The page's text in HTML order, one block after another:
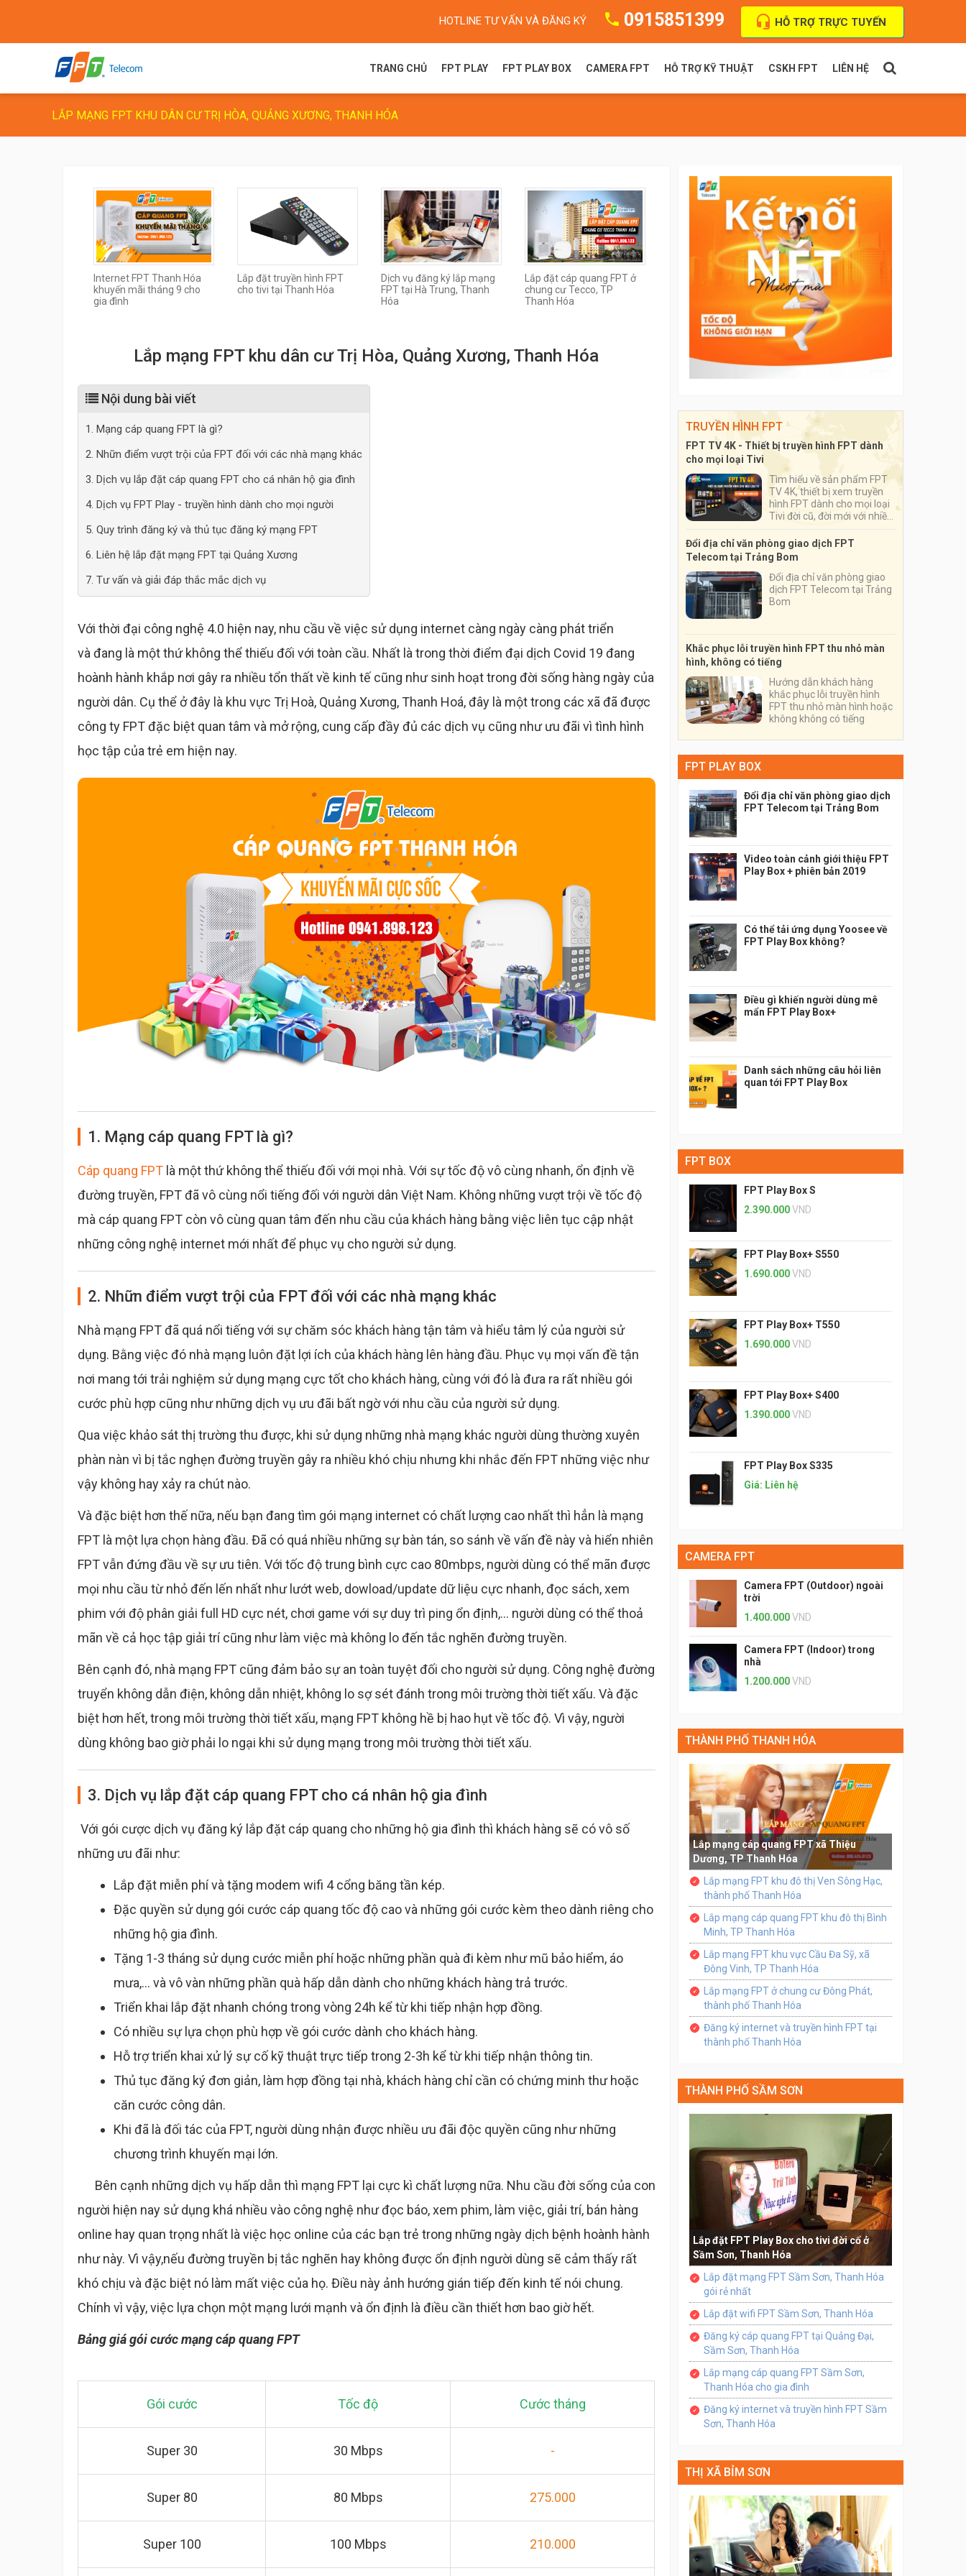
HOTLINE TƯ VẤN VÀ ĐĂNG KÝ 0915851399 HỖ TRỢ TRỰC TUYẾN
TRANG CHỦ FPT PLAY
Truyền hình FPT
FPT PLAY BOX
FPT Play Box+ S550
FPT Play Box+ S400
CAMERA FPT HỖ TRỢ KỸ THUẬT CSKH FPT LIÊN HỆ
LẮP MẠNG FPT KHU DÂN CƯ TRỊ HÒA, QUẢNG XƯƠNG, THANH HÓA
Internet FPT Thanh Hóa
khuyến mãi tháng 9 cho
gia đình
Lắp đặt truyền hình FPT
cho tivi tại Thanh Hóa
Dịch vụ đăng ký lắp mạng
FPT tại Hà Trung, Thanh
Hóa
Lắp đặt cáp quang FPT ở
chung cư Tecco, TP
Thanh Hóa
Lắp mạng FPT khu dân cư Trị Hòa, Quảng Xương, Thanh Hóa
Nội dung bài viết
1. Mạng cáp quang FPT là gì?
2. Nhữn điểm vượt trội của FPT đối với các nhà mạng khác
3. Dịch vụ lắp đặt cáp quang FPT cho cá nhân hộ gia đình
4. Dịch vụ FPT Play - truyền hình dành cho mọi người
5. Quy trình đăng ký và thủ tục đăng ký mạng FPT
6. Liên hệ lắp đặt mạng FPT tại Quảng Xương
7. Tư vấn và giải đáp thắc mắc dịch vụ
Với thời đại công nghệ 4.0 hiện nay, nhu cầu về việc sử dụng internet càng ngày càng phát triển
và đang là một thứ không thể thiếu đối với toàn cầu. Nhất là trong thời điểm đại dịch Covid 19 đang
hoành hành khắp nơi gây ra nhiều tổn thất về kinh tế cũng như sinh hoạt trong đời sống hàng ngày của
người dân. Cụ thể ở đây là khu vực Trị Hoà, Quảng Xương, Thanh Hoá, đây là một trong các xã đã được
công ty FPT đặc biệt quan tâm và mở rộng, cung cấp đầy đủ các dịch vụ cũng như ưu đãi vì tình hình
học tập của trẻ em hiện nay.
1. Mạng cáp quang FPT là gì?
Cáp quang FPT là một thứ không thể thiếu đối với mọi nhà. Với sự tốc độ vô cùng nhanh, ổn định về
đường truyền, FPT đã vô cùng nổi tiếng đối với người dân Việt Nam. Không những vượt trội về tốc độ
mà cáp quang FPT còn vô cùng quan tâm đến nhu cầu của khách hàng bằng việc liên tục cập nhật
những công nghệ internet mới nhất để phục vụ cho người sử dụng.
2. Nhữn điểm vượt trội của FPT đối với các nhà mạng khác
Nhà mạng FPT đã quá nổi tiếng với sự chăm sóc khách hàng tận tâm và hiểu tâm lý của người sử
dụng. Bằng việc đó nhà mạng luôn đặt lợi ích của khách hàng lên hàng đầu. Phục vụ mọi vấn đề tận
nơi mang tới trải nghiệm sử dụng mạng cực tốt cho khách hàng, cùng với đó là đưa ra rất nhiều gói
cước phù hợp cũng như những dịch vụ ưu đãi bất ngờ với nhu cầu của người sử dụng.
Qua việc khảo sát thị trường thu được, khi sử dụng những nhà mạng khác người dùng thường xuyên
phàn nàn vì bị tắc nghẹn đường truyền gây ra nhiều khó chịu nhưng khi nhắc đến FPT những việc như
vậy không hay xảy ra chút nào.
Và đặc biệt hơn thế nữa, nếu bạn đang tìm gói mạng internet có chất lượng cao nhất thì hẳn là mạng
FPT là một lựa chọn hàng đầu. Đã có quá nhiều những sự bàn tán, so sánh về vấn đề này và hiển nhiên
FPT vẫn đứng đầu về sự ưu tiên. Với tốc độ trung bình cực cao 80mbps, người dùng có thể mãn được
mọi nhu cầu từ nhỏ đến lến nhất như lướt web, dowload/update dữ liệu cực nhanh, đọc sách, xem
phim với độ phân giải full HD cực nét, chơi game với sự duy trì ping ổn định,... người dùng có thể thoả
mãn về cả học tập giải trí cũng như làm việc mà không lo đến tắc nghẽn đường truyền.
Bên cạnh đó, nhà mạng FPT cũng đảm bảo sự an toàn tuyệt đối cho người sử dụng. Công nghệ đường
truyển không dẫn điện, không dẫn nhiệt, không lo sợ sét đánh trong môi trường thời tiết xấu. Và đặc
biệt hơn hết, trong môi trường thời tiết xấu, mạng FPT không hề bị hao hụt về tốc độ. Vì vậy, người
dùng không bao giờ phải lo ngại khi sử dụng mạng trong môi trường thời tiết xấu.
3. Dịch vụ lắp đặt cáp quang FPT cho cá nhân hộ gia đình
Với gói cược dịch vụ đăng ký lắp đặt cáp quang cho những hộ gia đình thì khách hàng sẽ có vô số
những ưu đãi như:
Lắp đặt miễn phí và tặng modem wifi 4 cổng băng tần kép.
Đặc quyền sử dụng gói cước cáp quang tốc độ cao và những gói cước kèm theo dành riêng cho
những hộ gia đình.
Tặng 1-3 tháng sử dụng cước miễn phí hoặc những phần quà đi kèm như mũ bảo hiểm, áo
mưa,... và vô vàn những phần quà hấp dẫn dành cho những khách hàng trả trước.
Triển khai lắp đặt nhanh chóng trong vòng 24h kể từ khi tiếp nhận hợp đồng.
Có nhiều sự lựa chọn phù hợp về gói cước dành cho khách hàng.
Hỗ trợ triển khai xử lý sự cố kỹ thuật trực tiếp trong 2-3h kể từ khi tiếp nhận thông tin.
Thủ tục đăng ký đơn giản, làm hợp đồng tại nhà, khách hàng chỉ cần có chứng minh thư hoặc
căn cước công dân.
Khi đã là đối tác của FPT, người dùng nhận được nhiều ưu đãi độc quyền cũng như những
chương trình khuyến mại lớn.
Bên cạnh những dịch vụ hấp dẫn thì mạng FPT lại cực kì chất lượng nữa. Nhu cầu đời sống của con
người hiện nay sử dụng khá nhiều vào công nghệ như đọc báo, xem phim, làm việc, giải trí, bán hàng
online hay quan trọng nhất là việc học online của các bạn trẻ trong những ngày dịch bệnh hoành hành
như này. Vì vậy,nếu đường truyền bị tắc nghẽn hay không được ổn định người dùng sẽ cảm thấy rất
khó chịu và đặc biệt nó làm mất việc của họ. Điều này ảnh hướng gián tiếp đến kinh tế nói chung.
Chính vì vậy, việc lựa chọn một mạng lưới mạnh và ổn định là điều cần thiết hơn bao giờ hết.
Bảng giá gói cước mạng cáp quang FPT
Gói cước Tốc độ Cước tháng
Super 30 30 Mbps -
Super 80 80 Mbps 275.000
Super 100 100 Mbps 210.000
TRUYỀN HÌNH FPT
FPT TV 4K - Thiết bị truyền hình FPT dành
cho mọi loại Tivi
Tìm hiểu về sản phẩm FPT
TV 4K, thiết bị xem truyền
hình FPT dành cho mọi loại
Tivi đời cũ, đời mới với nhiều
kênh truyền hình lên tới hơn
200 kênh
Đổi địa chỉ văn phòng giao dịch FPT
Telecom tại Trảng Bom
Đổi địa chỉ văn phòng giao
dịch FPT Telecom tại Trảng
Bom
Khắc phục lỗi truyền hình FPT thu nhỏ màn
hình, không có tiếng
Hướng dẫn khách hàng
khắc phục lỗi truyền hình
FPT thu nhỏ màn hình hoặc
không không có tiếng
FPT PLAY BOX
Đổi địa chỉ văn phòng giao dịch
FPT Telecom tại Trảng Bom
Video toàn cảnh giới thiệu FPT
Play Box + phiên bản 2019
Có thể tải ứng dụng Yoosee về
FPT Play Box không?
Điều gì khiến người dùng mê
mẩn FPT Play Box+
Danh sách những câu hỏi liên
quan tới FPT Play Box
FPT BOX
FPT Play Box S
2.390.000VND
FPT Play Box+ S550
1.690.000VND
FPT Play Box+ T550
1.690.000VND
FPT Play Box+ S400
1.390.000VND
FPT Play Box S335
Giá: Liên hệ
CAMERA FPT
Camera FPT (Outdoor) ngoài
trời
1.400.000VND
Camera FPT (Indoor) trong
nhà
1.200.000VND
THÀNH PHỐ THANH HÓA
Lắp mạng cáp quang FPT xã Thiệu
Dương, TP Thanh Hóa
Lắp mạng FPT khu đô thị Ven Sông Hạc,
thành phố Thanh Hóa
Lắp mạng cáp quang FPT khu đô thị Bình
Minh, TP Thanh Hóa
Lắp mạng FPT khu vực Cầu Đa Sỹ, xã
Đông Vinh, TP Thanh Hóa
Lắp mạng FPT ở chung cư Đông Phát,
thành phố Thanh Hóa
Đăng ký internet và truyền hình FPT tại
thành phố Thanh Hóa
THÀNH PHỐ SẦM SƠN
Lắp đặt FPT Play Box cho tivi đời cổ ở
Sầm Sơn, Thanh Hóa
Lắp đặt mạng FPT Sầm Sơn, Thanh Hóa
gói rẻ nhất
Lắp đặt wifi FPT Sầm Sơn, Thanh Hóa
Đăng ký cáp quang FPT tại Quảng Đại,
Sầm Sơn, Thanh Hóa
Lắp mạng cáp quang FPT Sầm Sơn,
Thanh Hóa cho gia đình
Đăng ký internet và truyền hình FPT Sầm
Sơn, Thanh Hóa
THỊ XÃ BỈM SƠN